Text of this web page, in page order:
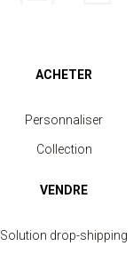
ACHETER
Personnaliser
Collection
VENDRE
Solution drop-shipping